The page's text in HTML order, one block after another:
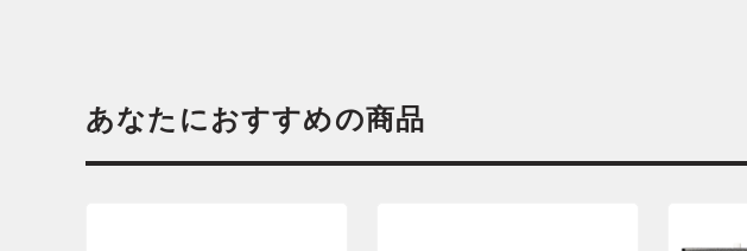
あなたにおすすめの商品